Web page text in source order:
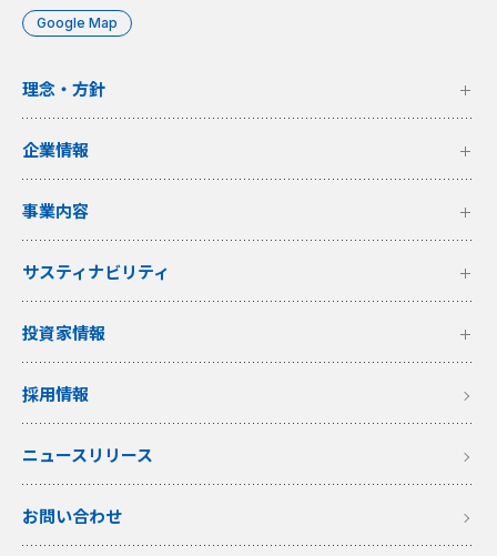
Google Map
理念・方針
企業情報
事業内容
サスティナビリティ
投資家情報
採用情報
ニュースリリース
お問い合わせ